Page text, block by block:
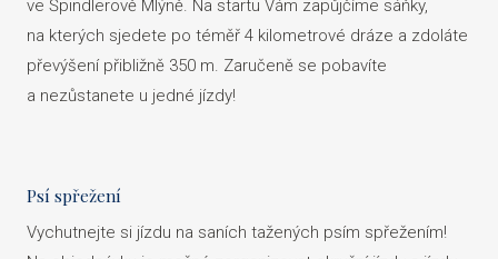
ve Špindlerově Mlýně. Na startu Vám zapůjčíme sáňky,
na kterých sjedete po téměř 4 kilometrové dráze a zdoláte
převýšení přibližně 350 m. Zaručeně se pobavíte
a nezůstanete u jedné jízdy!
Psí spřežení
Vychutnejte si jízdu na saních tažených psím spřežením!